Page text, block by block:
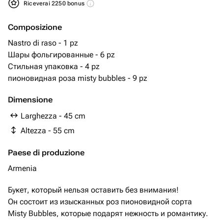
Riceverai 2250 bonus
Composizione
Nastro di raso - 1 pz
Шары фольгированные - 6 pz
Стильная упаковка - 4 pz
пионовидная роза misty bubbles - 9 pz
Dimensione
Larghezza - 45 cm
Altezza - 55 cm
Paese di produzione
Armenia
Букет, который нельзя оставить без внимания!
Он состоит из изысканных роз пионовидной сорта
Misty Bubbles, которые подарят нежность и романтику.